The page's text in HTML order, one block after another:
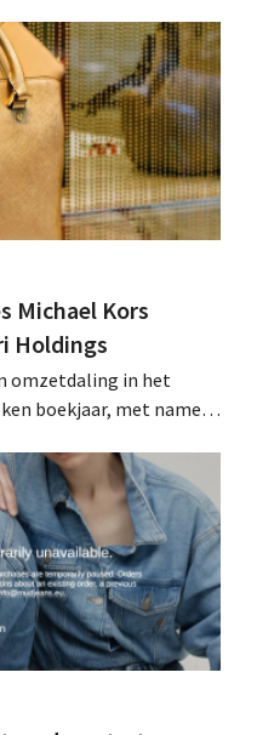
Michael Kors
Holdings
omzetdaling in het
boekjaar, met name
van Jimmy Choo.